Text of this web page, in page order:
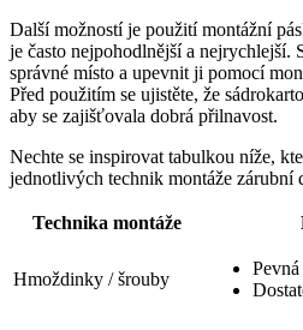
Další možností je použití montážní
je často nejpohodlnější a nejrychlejší.
správné místo a upevnit ji pomocí
Před použitím se ujistěte, že
aby se zajišťovala dobrá přilnavost.
Nechte se inspirovat tabulkou níže,
jednotlivých technik montáže zárubní
Technika montáže
Hmoždinky / šrouby